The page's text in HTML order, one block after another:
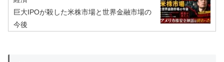
巨大IPOが殺した米株市場と世界金融市場の
今後